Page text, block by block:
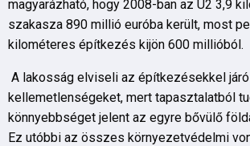
magyarázható, hogy 2008-ban az U2 3,9
szakasza 890 millió euróba került, most
kilométeres építkezés kijön 600 millióból.
A lakosság elviseli az építkezésekkel járó
kellemetlenségeket, mert tapasztalatból
könnyebbséget jelent az egyre bővülő
Ez utóbbi az összes környezetvédelmi